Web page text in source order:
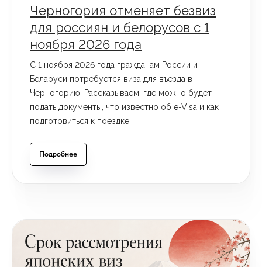
Черногория отменяет безвиз
для россиян и белорусов с 1
ноября 2026 года
С 1 ноября 2026 года гражданам России и
Беларуси потребуется виза для въезда в
Черногорию. Рассказываем, где можно будет
подать документы, что известно об e-Visa и как
подготовиться к поездке.
Подробнее
и мы поможем вам осуществить ваши планы!
Узнать шанс получения визы
Навигация по сайту
Visa Trend
Отзывы
Виза в Китай в Иркутске